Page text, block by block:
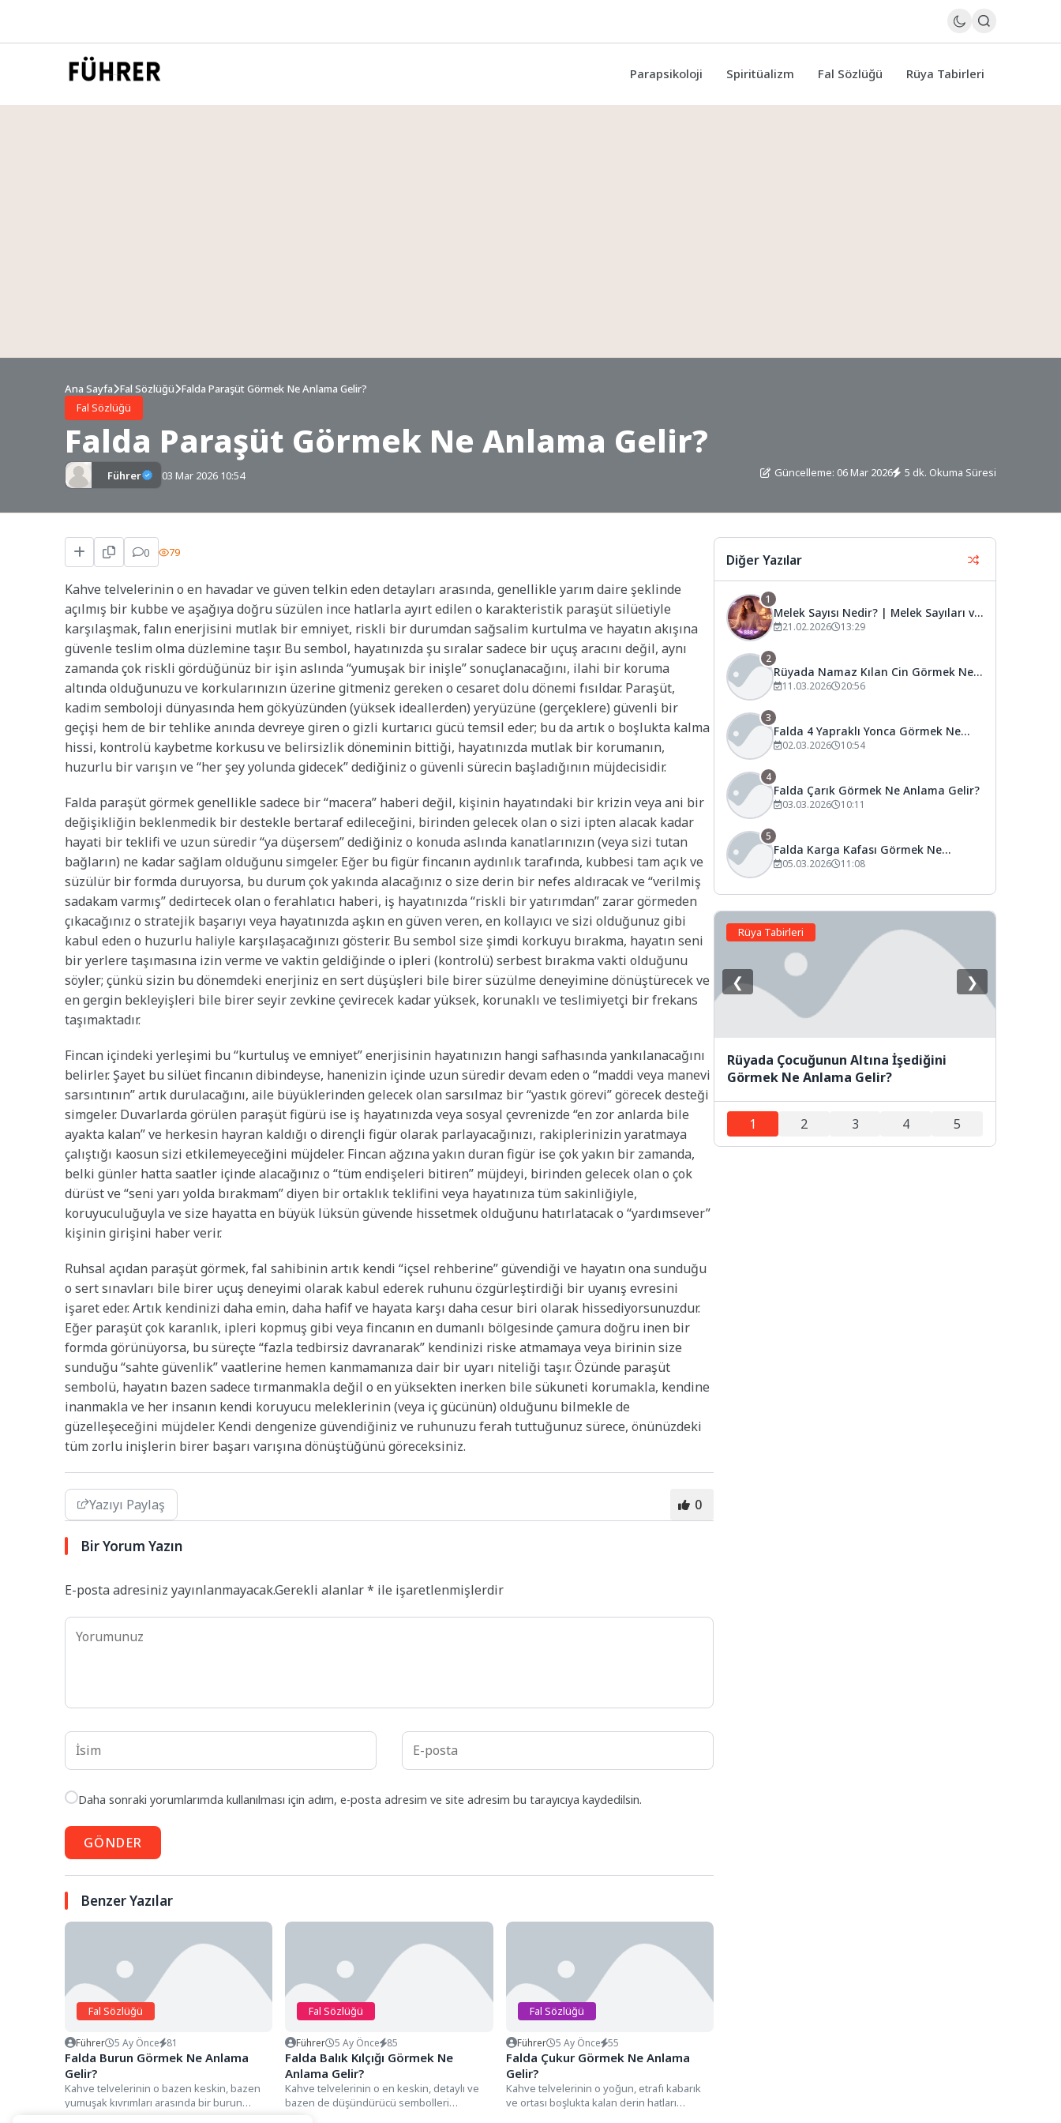
Parapsikoloji Spiritüalizm Fal Sözlüğü Rüya Tabirleri
Ana Sayfa Fal Sözlüğü Falda Paraşüt Görmek Ne Anlama Gelir?
Fal Sözlüğü
Falda Paraşüt Görmek Ne Anlama Gelir?
Führer 03 Mar 2026 10:54 Güncelleme: 06 Mar 2026 5 dk. Okuma Süresi
0 79
Kahve telvelerinin o en havadar ve güven telkin eden detayları arasında, genellikle yarım daire şeklinde
açılmış bir kubbe ve aşağıya doğru süzülen ince hatlarla ayırt edilen o karakteristik paraşüt silüetiyle
karşılaşmak, falın enerjisini mutlak bir emniyet, riskli bir durumdan sağsalim kurtulma ve hayatın akışına
güvenle teslim olma düzlemine taşır. Bu sembol, hayatınızda şu sıralar sadece bir uçuş aracını değil, aynı
zamanda çok riskli gördüğünüz bir işin aslında “yumuşak bir inişle” sonuçlanacağını, ilahi bir koruma
altında olduğunuzu ve korkularınızın üzerine gitmeniz gereken o cesaret dolu dönemi fısıldar. Paraşüt,
kadim semboloji dünyasında hem gökyüzünden (yüksek ideallerden) yeryüzüne (gerçeklere) güvenli bir
geçişi hem de bir tehlike anında devreye giren o gizli kurtarıcı gücü temsil eder; bu da artık o boşlukta kalma
hissi, kontrolü kaybetme korkusu ve belirsizlik döneminin bittiği, hayatınızda mutlak bir korumanın,
huzurlu bir varışın ve “her şey yolunda gidecek” dediğiniz o güvenli sürecin başladığının müjdecisidir.
Falda paraşüt görmek genellikle sadece bir “macera” haberi değil, kişinin hayatındaki bir krizin veya ani bir
değişikliğin beklenmedik bir destekle bertaraf edileceğini, birinden gelecek olan o sizi ipten alacak kadar
hayati bir teklifi ve uzun süredir “ya düşersem” dediğiniz o konuda aslında kanatlarınızın (veya sizi tutan
bağların) ne kadar sağlam olduğunu simgeler. Eğer bu figür fincanın aydınlık tarafında, kubbesi tam açık ve
süzülür bir formda duruyorsa, bu durum çok yakında alacağınız o size derin bir nefes aldıracak ve “verilmiş
sadakam varmış” dedirtecek olan o ferahlatıcı haberi, iş hayatınızda “riskli bir yatırımdan” zarar görmeden
çıkacağınız o stratejik başarıyı veya hayatınızda aşkın en güven veren, en kollayıcı ve sizi olduğunuz gibi
kabul eden o huzurlu haliyle karşılaşacağınızı gösterir. Bu sembol size şimdi korkuyu bırakma, hayatın seni
bir yerlere taşımasına izin verme ve vaktin geldiğinde o ipleri (kontrolü) serbest bırakma vakti olduğunu
söyler; çünkü sizin bu dönemdeki enerjiniz en sert düşüşleri bile birer süzülme deneyimine dönüştürecek ve
en gergin bekleyişleri bile birer seyir zevkine çevirecek kadar yüksek, korunaklı ve teslimiyetçi bir frekans
taşımaktadır.
Fincan içindeki yerleşimi bu “kurtuluş ve emniyet” enerjisinin hayatınızın hangi safhasında yankılanacağını
belirler. Şayet bu silüet fincanın dibindeyse, hanenizin içinde uzun süredir devam eden o “maddi veya manevi
sarsıntının” artık durulacağını, aile büyüklerinden gelecek olan sarsılmaz bir “yastık görevi” görecek desteği
simgeler. Duvarlarda görülen paraşüt figürü ise iş hayatınızda veya sosyal çevrenizde “en zor anlarda bile
ayakta kalan” ve herkesin hayran kaldığı o dirençli figür olarak parlayacağınızı, rakiplerinizin yaratmaya
çalıştığı kaosun sizi etkilemeyeceğini müjdeler. Fincan ağzına yakın duran figür ise çok yakın bir zamanda,
belki günler hatta saatler içinde alacağınız o “tüm endişeleri bitiren” müjdeyi, birinden gelecek olan o çok
dürüst ve “seni yarı yolda bırakmam” diyen bir ortaklık teklifini veya hayatınıza tüm sakinliğiyle,
koruyuculuğuyla ve size hayatta en büyük lüksün güvende hissetmek olduğunu hatırlatacak o “yardımsever”
kişinin girişini haber verir.
Ruhsal açıdan paraşüt görmek, fal sahibinin artık kendi “içsel rehberine” güvendiği ve hayatın ona sunduğu
o sert sınavları bile birer uçuş deneyimi olarak kabul ederek ruhunu özgürleştirdiği bir uyanış evresini
işaret eder. Artık kendinizi daha emin, daha hafif ve hayata karşı daha cesur biri olarak hissediyorsunuzdur.
Eğer paraşüt çok karanlık, ipleri kopmuş gibi veya fincanın en dumanlı bölgesinde çamura doğru inen bir
formda görünüyorsa, bu süreçte “fazla tedbirsiz davranarak” kendinizi riske atmamaya veya birinin size
sunduğu “sahte güvenlik” vaatlerine hemen kanmamanıza dair bir uyarı niteliği taşır. Özünde paraşüt
sembolü, hayatın bazen sadece tırmanmakla değil o en yüksekten inerken bile sükuneti korumakla, kendine
inanmakla ve her insanın kendi koruyucu meleklerinin (veya iç gücünün) olduğunu bilmekle de
güzelleşeceğini müjdeler. Kendi dengenize güvendiğiniz ve ruhunuzu ferah tuttuğunuz sürece, önünüzdeki
tüm zorlu inişlerin birer başarı varışına dönüştüğünü göreceksiniz.
Yazıyı Paylaş 0
Bir Yorum Yazın
E-posta adresiniz yayınlanmayacak.Gerekli alanlar* ile işaretlenmişlerdir
Daha sonraki yorumlarımda kullanılması için adım, e-posta adresim ve site adresim bu tarayıcıya kaydedilsin.
GÖNDER
Benzer Yazılar
Fal Sözlüğü
Führer 5 Ay Önce 81
Falda Burun Görmek Ne Anlama
Gelir?
Kahve telvelerinin o bazen keskin, bazen
yumuşak kıvrımları arasında bir burun
Fal Sözlüğü
Führer 5 Ay Önce 85
Falda Balık Kılçığı Görmek Ne
Anlama Gelir?
Kahve telvelerinin o en keskin, detaylı ve
bazen de düşündürücü sembolleri
Fal Sözlüğü
Führer 5 Ay Önce 55
Falda Çukur Görmek Ne Anlama
Gelir?
Kahve telvelerinin o yoğun, etrafı kabarık
ve ortası boşlukta kalan derin hatları
Diğer Yazılar
1
Melek Sayısı Nedir? | Melek Sayıları ve
Anlamları
21.02.2026 13:29
2
Rüyada Namaz Kılan Cin Görmek Ne
Anlama Gelir?
11.03.2026 20:56
3
Falda 4 Yapraklı Yonca Görmek Ne
Anlama Gelir?
02.03.2026 10:54
4
Falda Çarık Görmek Ne Anlama Gelir?
03.03.2026 10:11
5
Falda Karga Kafası Görmek Ne
Anlama Gelir?
05.03.2026 11:08
Rüya Tabirleri
Rüyada Çocuğunun Altına İşediğini
Görmek Ne Anlama Gelir?
❮ ❯
1 2 3 4 5